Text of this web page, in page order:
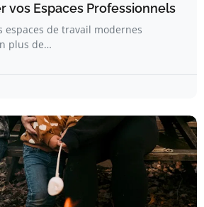
vos Espaces Professionnels
espaces de travail modernes
plus de…